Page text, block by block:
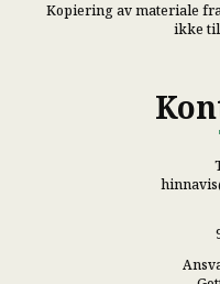
Kopiering av materiale
ikke